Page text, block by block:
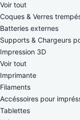
Voir tout
Coques & Verres
Batteries externes
Supports & Chargeurs
Impression 3D
Voir tout
Imprimante
Filaments
Accéssoires pour
Tablettes